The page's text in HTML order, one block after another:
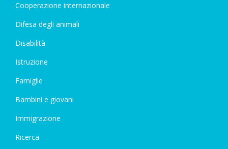
Cooperazione internazionale
Difesa degli animali
Disabilità
Istruzione
Famiglie
Bambini e giovani
Immigrazione
Ricerca